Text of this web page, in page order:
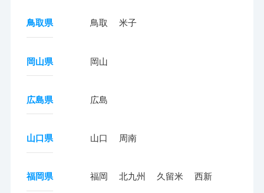
鳥取県 鳥取 米子
岡山県 岡山
広島県 広島
山口県 山口 周南
福岡県 福岡 北九州 久留米 西新